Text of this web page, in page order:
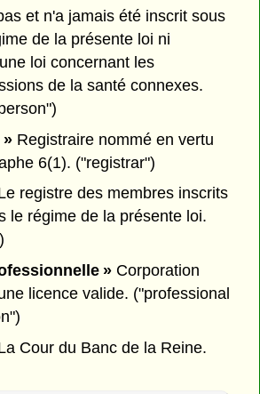
et n'a jamais été inscrit sous
de la présente loi ni
loi concernant les
de la santé connexes.
Registraire nommé en vertu
6(1). ("registrar")
registre des membres inscrits
le régime de la présente loi.
»Corporation
licence valide. ("professional
Cour du Banc de la Reine.